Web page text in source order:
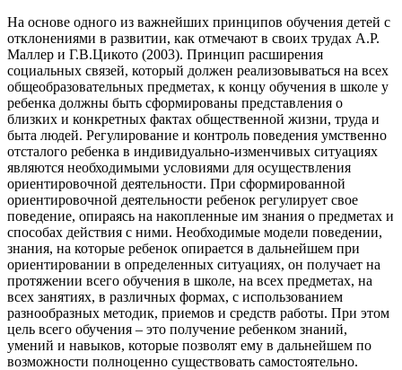
На основе одного из важнейших принципов обучения детей с
отклонениями в развитии, как отмечают в своих трудах А.Р.
Маллер и Г.В.Цикото (2003). Принцип расширения
социальных связей, который должен реализовываться на всех
общеобразовательных предметах, к концу обучения в школе у
ребенка должны быть сформированы представления о
близких и конкретных фактах общественной жизни, труда и
быта людей. Регулирование и контроль поведения умственно
отсталого ребенка в индивидуально-изменчивых ситуациях
являются необходимыми условиями для осуществления
ориентировочной деятельности. При сформированной
ориентировочной деятельности ребенок регулирует свое
поведение, опираясь на накопленные им знания о предметах и
способах действия с ними. Необходимые модели поведении,
знания, на которые ребенок опирается в дальнейшем при
ориентировании в определенных ситуациях, он получает на
протяжении всего обучения в школе, на всех предметах, на
всех занятиях, в различных формах, с использованием
разнообразных методик, приемов и средств работы. При этом
цель всего обучения – это получение ребенком знаний,
умений и навыков, которые позволят ему в дальнейшем по
возможности полноценно существовать самостоятельно.